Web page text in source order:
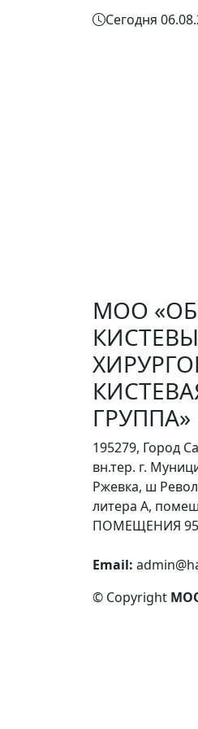
Сегодня
МОО
ГРУППА»
195279, Город
вн.тер. г.
Ржевка, ш
литера А,
ПОМЕЩЕНИЯ
Email:
© Copyright